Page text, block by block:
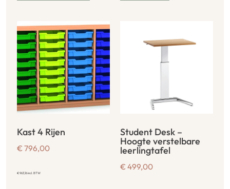
Kast 4 Rijen
€ 796,00
€963,16incl. BTW
Student Desk –
Hoogte verstelbare
leerlingtafel
€ 499,00